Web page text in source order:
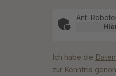
Anti-
Ich habe die
zur Kenntnis